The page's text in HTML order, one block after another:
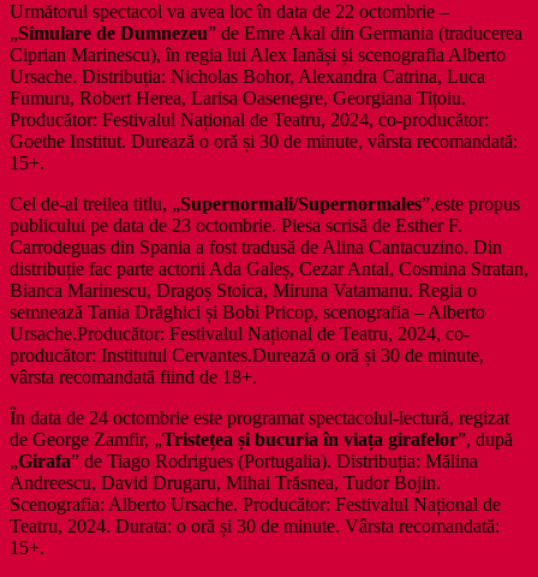
Următorul spectacol va avea loc în data de 22 octombrie –
„Simulare de Dumnezeu” de Emre Akal din Germania (traducerea
Ciprian Marinescu), în regia lui Alex Ianăși și scenografia Alberto
Ursache. Distribuția: Nicholas Bohor, Alexandra Catrina, Luca
Fumuru, Robert Herea, Larisa Oasenegre, Georgiana Tițoiu.
Producător: Festivalul Național de Teatru, 2024, co-producător:
Goethe Institut. Durează o oră și 30 de minute, vârsta recomandată:
15+.
Cel de-al treilea titlu, „Supernormali/Supernormales”,este propus
publicului pe data de 23 octombrie. Piesa scrisă de Esther F.
Carrodeguas din Spania a fost tradusă de Alina Cantacuzino. Din
distribuție fac parte actorii Ada Galeș, Cezar Antal, Cosmina Stratan,
Bianca Marinescu, Dragoș Stoica, Miruna Vatamanu. Regia o
semnează Tania Drăghici și Bobi Pricop, scenografia – Alberto
Ursache.Producător: Festivalul Național de Teatru, 2024, co-
producător: Institutul Cervantes.Durează o oră și 30 de minute,
vârsta recomandată fiind de 18+.
În data de 24 octombrie este programat spectacolul-lectură, regizat
de George Zamfir, „Tristețea și bucuria în viața girafelor”, după
„Girafa” de Tiago Rodrigues (Portugalia). Distribuția: Mălina
Andreescu, David Drugaru, Mihai Trăsnea, Tudor Bojin.
Scenografia: Alberto Ursache. Producător: Festivalul Național de
Teatru, 2024. Durata: o oră și 30 de minute. Vârsta recomandată:
15+.